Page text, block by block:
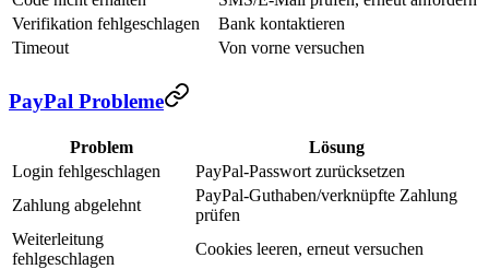
Verifikation fehlgeschlagen
Bank kontaktieren
Timeout
Von vorne versuchen
PayPal Probleme
Problem
Lösung
Login fehlgeschlagen
PayPal-Passwort zurücksetzen
Zahlung abgelehnt
PayPal-Guthaben/verknüpfte Zahlung
prüfen
Weiterleitung
fehlgeschlagen
Cookies leeren, erneut versuchen